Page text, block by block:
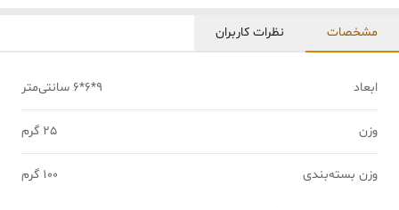
مشخصات نظرات کاربران
ابعاد 9*6*6 سانتی‌متر
وزن 25 گرم
وزن بسته‌بندی 100 گرم